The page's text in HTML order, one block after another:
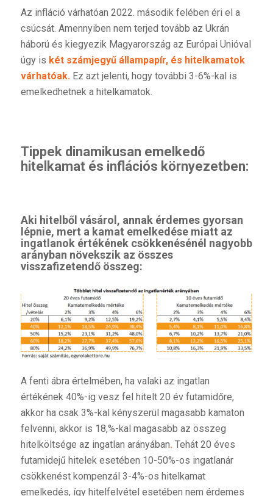
Az infláció várhatóan 2022. második felében éri el a
csúcsát. Amennyiben nem terjed tovább az Ukrán
háború és kiegyezik Magyarország az Európai Unióval
úgy is két számjegyű állampapír, és hitelkamatok
várhatóak.Ez azt jelenti, hogy további 3-6%-kal is
emelkedhetnek a hitelkamatok.
Tippek dinamikusan emelkedő
hitelkamat és inflációs környezetben:
Aki hitelből vásárol, annak érdemes gyorsan
lépnie, mert a kamat emelkedése miatt az
ingatlanok értékének csökkenésénél nagyobb
arányban növekszik az összes
visszafizetendő összeg:
A fenti ábra értelmében, ha valaki az ingatlan
értékének 40%-ig vesz fel hitelt 20 év futamidőre,
akkor ha csak 3%-kal kényszerül magasabb kamaton
felvenni, akkor is 18,%-kal magasabb az összeg
hitelköltsége az ingatlan arányában.Tehát 20 éves
futamidejű hitelek esetében 10-50%-os ingatlanár
csökkenést kompenzál 3-4%-os hitelkamat
emelkedés, így hitelfelvétel esetében nem érdemes